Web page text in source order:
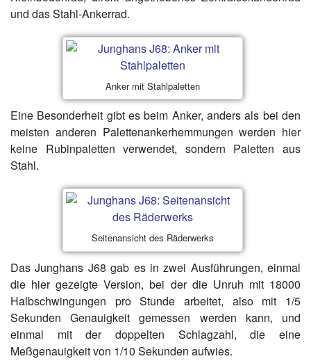
und das Stahl-Ankerrad.
Anker mit Stahlpaletten
Eine Besonderheit gibt es beim Anker, anders als bei den
meisten anderen Palettenankerhemmungen werden hier
keine Rubinpaletten verwendet, sondern Paletten aus
Stahl.
Seitenansicht des Räderwerks
Das Junghans J68 gab es in zwei Ausführungen, einmal
die hier gezeigte Version, bei der die Unruh mit 18000
Halbschwingungen pro Stunde arbeitet, also mit 1/5
Sekunden Genauigkeit gemessen werden kann, und
einmal mit der doppelten Schlagzahl, die eine
Meßgenauigkeit von 1/10 Sekunden aufwies.